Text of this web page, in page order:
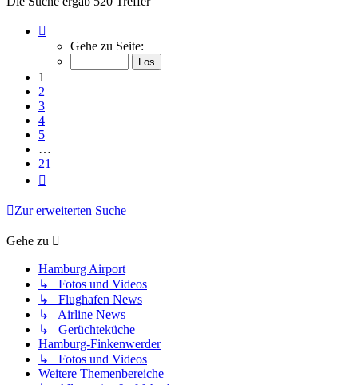
von
Gehe zu Seite:
1
2
3
4
5
…
21
Zur erweiterten Suche
Gehe zu
Hamburg Airport
↳ Fotos und Videos
↳ Flughafen News
↳ Airline News
↳ Gerüchteküche
Hamburg-Finkenwerder
↳ Fotos und Videos
Weitere Themenbereiche